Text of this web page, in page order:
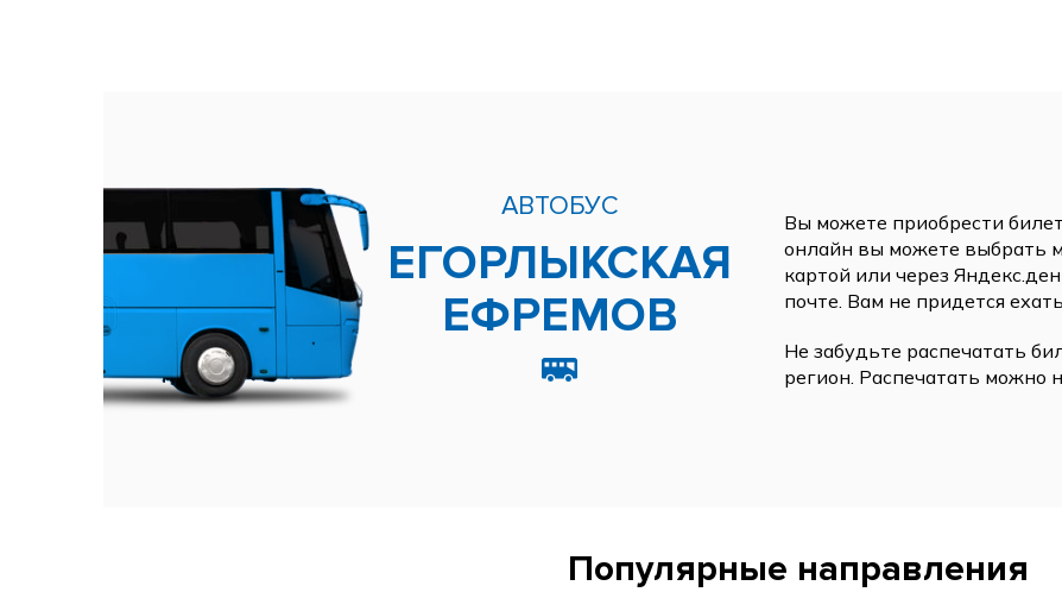
АВТОБУС
ЕГОРЛЫКСКАЯ
ЕФРЕМОВ
Вы можете приобрести
онлайн вы можете выбрать
картой или через
почте. Вам не придется
Не забудьте распечатать
регион. Распечатать можно
Популярные направления